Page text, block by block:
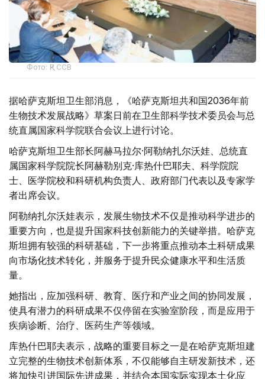
Фото: ҚР ССВ
据哈萨克斯坦卫生部消息，《哈萨克斯坦共和国2036年前
生物技术发展战略》草案日前在卫生部科学技术委员会与总
统直属国家科学院联合会议上进行讨论。
哈萨克斯坦卫生部长阿赫马拉尔·阿勒纳扎尔沃娃、总统直
属国家科学院院长阿赫勒别克·库热什巴耶夫、科学院院
士、医学院校和科研机构负责人、政府部门代表以及专家学
者出席会议。
阿勒纳扎尔沃娃表示，发展生物技术不仅是推动科学进步的
重要方向，也是提升国家科技创新能力的关键举措。哈萨克
斯坦拥有较强的科研基础，下一步将重点推动本土科研成果
向市场化技术转化，并服务于提升民众健康水平和生活质
量。
她指出，应加强科研、教育、医疗和产业之间的协同发展，
使具有潜力的科研成果不仅停留在实验室阶段，而是应用于
疾病诊断、治疗、医药生产等领域。
库热什巴耶夫表示，战略的重要目标之一是在哈萨克斯坦建
立完整的生物技术创新体系，不仅能够自主研发新技术，还
将加快引进国际先进成果，并结合本国实际实现本土化应